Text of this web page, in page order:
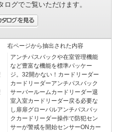
グでご覧いただけます。
右ページから抽出された内容
アンチパスバックや在室管理機能
など豊富な機能を標準パッケー
ジ。32開かない！カードリーダー
カードリーダーアンチパスバック
サーバールームカードリーダー退
室入室カードリーダー戻る必要な
し扉扉グローバルアンチパスバッ
クカードリーダー操作で防犯セン
サーが警戒を開始センサーONカー